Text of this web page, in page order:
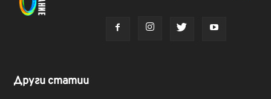
Други статии